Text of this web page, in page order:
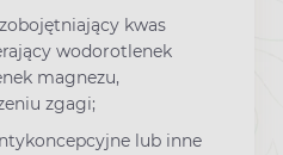
kwas
wodorotlenek
magnezu,
zgagi;
lub inne